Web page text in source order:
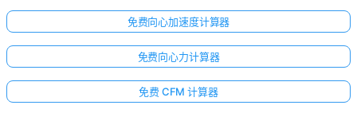
免费向心加速度计算器
免费向心力计算器
免费 CFM 计算器